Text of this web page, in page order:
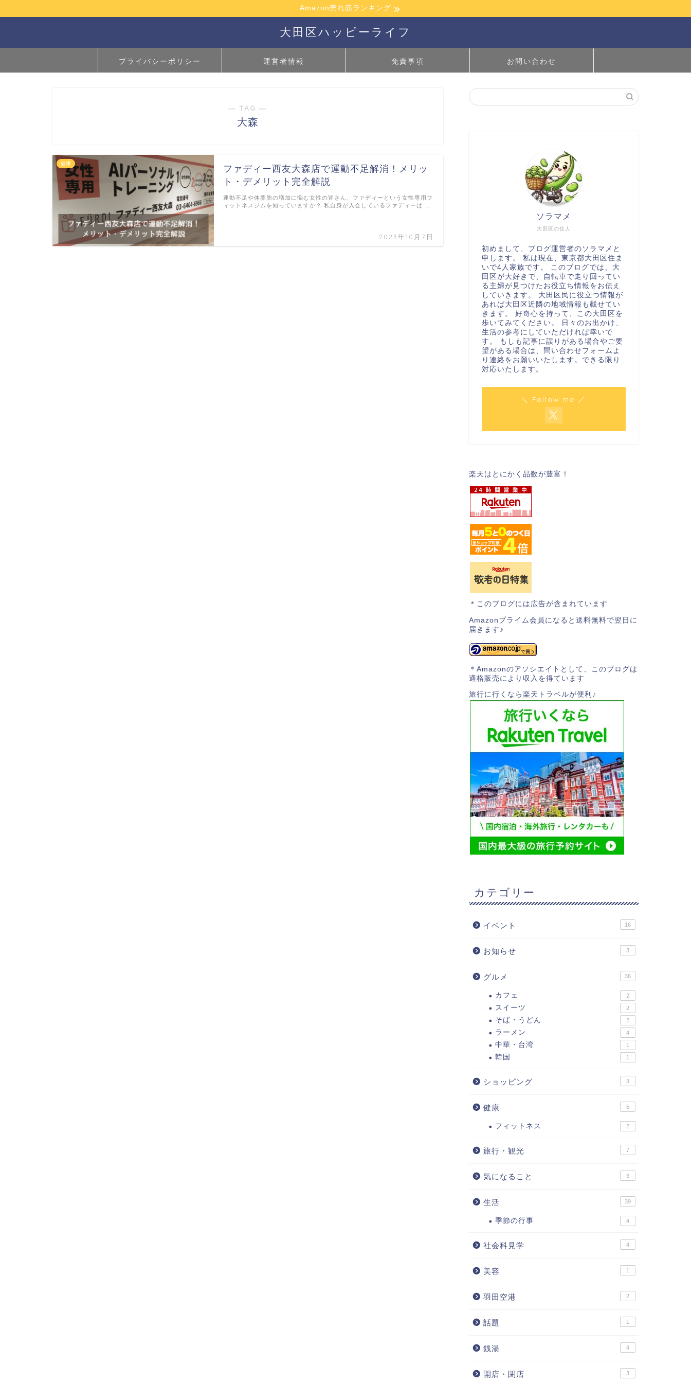
Amazon売れ筋ランキング
大田区ハッピーライフ
プライバシーポリシー 運営者情報 免責事項 お問い合わせ
― TAG ―
大森
健康
ファディー西友大森店で運動不足解消！メリッ
ト・デメリット完全解説
2023年10月7日
運動不足や体脂肪の増加に悩む女性の皆さん、ファディーという女性専用フ
ィットネスジムを知っていますか？ 私自身が入会しているファディーは …
大田区の住人
ソラマメ
初めまして、ブログ運営者のソラマメと
申します。 私は現在、東京都大田区住ま
いで4人家族です。 このブログでは、大
田区が大好きで、自転車で走り回ってい
る主婦が見つけたお役立ち情報をお伝え
していきます。 大田区民に役立つ情報が
あれば大田区近隣の地域情報も載せてい
きます。 好奇心を持って、この大田区を
歩いてみてください。 日々のお出かけ、
生活の参考にしていただければ幸いで
す。 もしも記事に誤りがある場合やご要
望がある場合は、問い合わせフォームよ
り連絡をお願いいたします。できる限り
対応いたします。
＼ Follow me ／
楽天はとにかく品数が豊富！
＊このブログには広告が含まれています
Amazonプライム会員になると送料無料で翌日に
届きます♪
＊Amazonのアソシエイトとして、このブログは
適格販売により収入を得ています
旅行に行くなら楽天トラベルが便利♪
カテゴリー
イベント 16
お知らせ 3
グルメ 36
カフェ 2
スイーツ 2
そば・うどん 2
ラーメン 4
中華・台湾 1
韓国 1
ショッピング 3
健康 5
フィットネス 2
旅行・観光 7
気になること 3
生活 39
季節の行事 4
社会科見学 4
美容 1
羽田空港 2
話題 1
銭湯 4
開店・閉店 3